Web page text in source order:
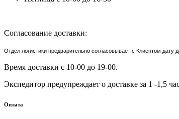
Согласование доставки:
Отдел логистики предварительно согласовывает с Клиентом дату
Время доставки с 10-00 до 19-00.
Экспедитор предупреждает о доставке за 1 -1,5
Оплата